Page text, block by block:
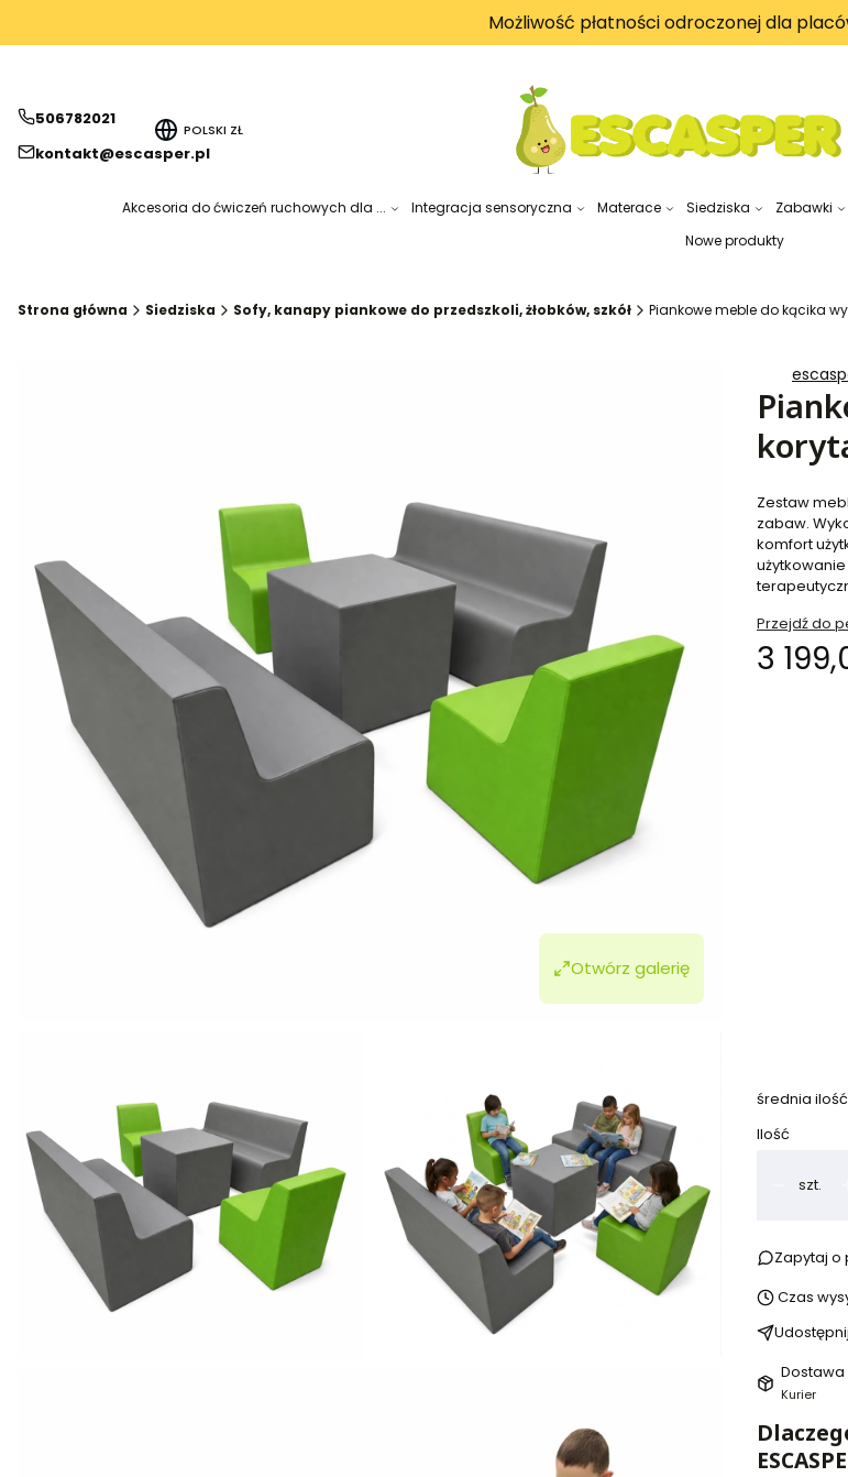
Możliwość płatności odroczonej dla
506782021
kontakt@escasper.pl
POLSKI ZŁ
Akcesoria do ćwiczeń ruchowych dla ... Integracja sensoryczna Materace Siedziska Zabawki
Nowe produkty
Strona główna Siedziska Sofy, kanapy piankowe do przedszkoli, żłobków, szkół Piankowe meble do kącika
Otwórz galerię
Zestaw
zabaw.
komfort
Przejdź do
Cena
3
średnia ilość
Ilość
szt.
Zapytaj o
Czas
Udostępnij
Dostawa
Kurier